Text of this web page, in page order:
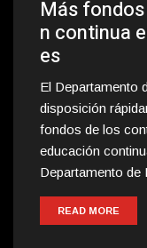
Más
n continua
es
El Departamento
disposición
fondos de los
educación
Departamento de
READ MORE